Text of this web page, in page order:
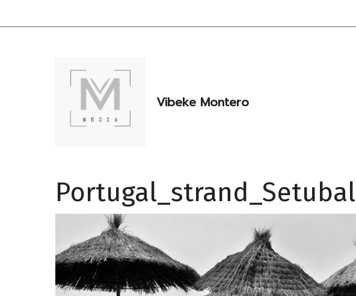
til
Vibeke Montero
Portugal_strand_Setubal